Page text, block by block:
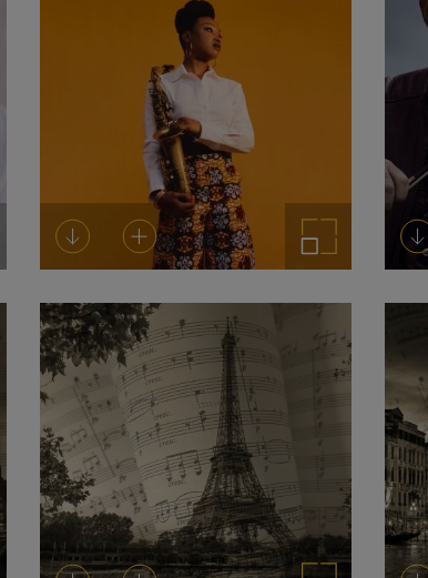
DescargarAñadir al carrito Ampliar imagen